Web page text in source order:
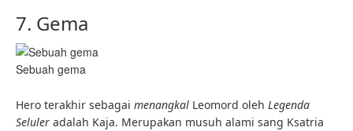
7. Gema
Sebuah gema
Hero terakhir sebagai menangkal Leomord oleh Legenda
Seluler adalah Kaja. Merupakan musuh alami sang Ksatria